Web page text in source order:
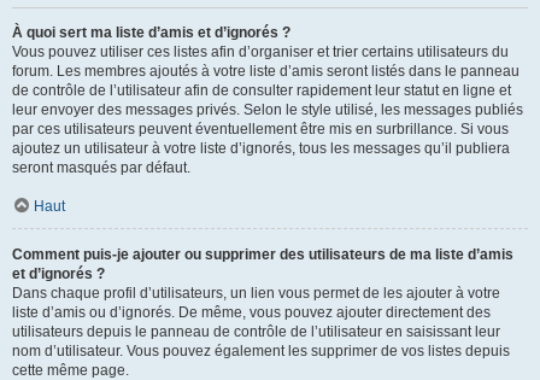
À quoi sert ma liste d’amis et d’ignorés ?
Vous pouvez utiliser ces listes afin d’organiser et trier certains utilisateurs du
forum. Les membres ajoutés à votre liste d’amis seront listés dans le panneau
de contrôle de l’utilisateur afin de consulter rapidement leur statut en ligne et
leur envoyer des messages privés. Selon le style utilisé, les messages publiés
par ces utilisateurs peuvent éventuellement être mis en surbrillance. Si vous
ajoutez un utilisateur à votre liste d’ignorés, tous les messages qu’il publiera
seront masqués par défaut.
Haut
Comment puis-je ajouter ou supprimer des utilisateurs de ma liste d’amis
et d’ignorés ?
Dans chaque profil d’utilisateurs, un lien vous permet de les ajouter à votre
liste d’amis ou d’ignorés. De même, vous pouvez ajouter directement des
utilisateurs depuis le panneau de contrôle de l’utilisateur en saisissant leur
nom d’utilisateur. Vous pouvez également les supprimer de vos listes depuis
cette même page.